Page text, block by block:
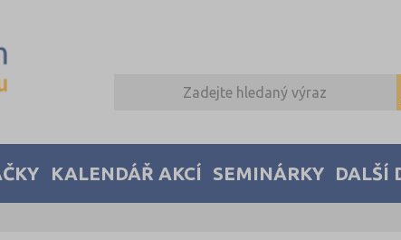
KALENDÁŘ AKCÍ SEMINÁRKY DALŠÍ